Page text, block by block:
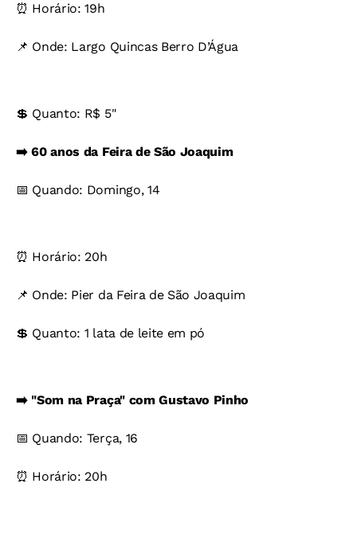
⏰ Horário: 19h
📌 Onde: Largo Quincas Berro D’Água
💲 Quanto: R$ 5"
➡️ 60 anos da Feira de São Joaquim
📅 Quando: Domingo, 14
⏰ Horário: 20h
📌 Onde: Pier da Feira de São Joaquim
💲 Quanto: 1 lata de leite em pó
➡️ "Som na Praça" com Gustavo Pinho
📅 Quando: Terça, 16
⏰ Horário: 20h